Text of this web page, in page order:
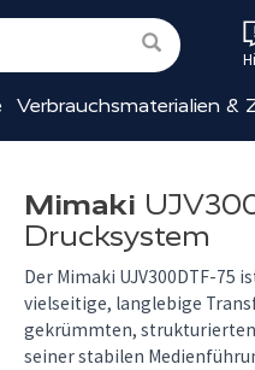
Verbrauchsmaterialien &
Mimaki
Drucksystem
Der Mimaki UJV300DTF-75
vielseitige, langlebige
gekrümmten, strukturierten
seiner stabilen